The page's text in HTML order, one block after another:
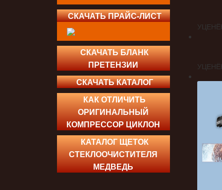
СКАЧАТЬ ПРАЙС-ЛИСТ
СКАЧАТЬ БЛАНК
ПРЕТЕНЗИИ
СКАЧАТЬ КАТАЛОГ
КАК ОТЛИЧИТЬ
ОРИГИНАЛЬНЫЙ
КОМПРЕССОР ЦИКЛОН
КАТАЛОГ ЩЕТОК
СТЕКЛООЧИСТИТЕЛЯ
МЕДВЕДЬ